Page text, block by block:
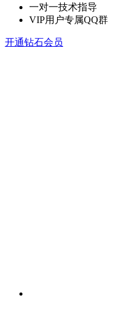
一对一技术指导
VIP用户专属QQ群
开通钻石会员